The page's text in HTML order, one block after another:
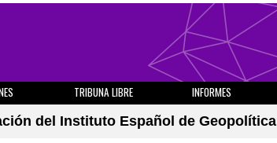
TRIBUNA LIBRE INFORMES
del Instituto Español de Geopolítica